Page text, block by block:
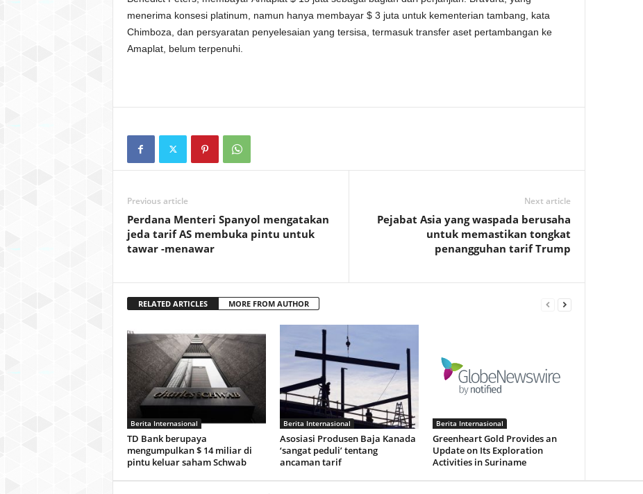
menerima konsesi platinum, namun hanya membayar $ 3 juta untuk kementerian tambang, kata
Chimboza, dan persyaratan penyelesaian yang tersisa, termasuk transfer aset pertambangan ke
Amaplat, belum terpenuhi.
Previous article
Perdana Menteri Spanyol mengatakan
jeda tarif AS membuka pintu untuk
tawar -menawar
Next article
Pejabat Asia yang waspada berusaha
untuk memastikan tongkat
penangguhan tarif Trump
RELATED ARTICLES MORE FROM AUTHOR
Berita Internasional
TD Bank berupaya
mengumpulkan $ 14 miliar di
pintu keluar saham Schwab
Berita Internasional
Asosiasi Produsen Baja Kanada
‘sangat peduli’ tentang
ancaman tarif
Berita Internasional
Greenheart Gold Provides an
Update on Its Exploration
Activities in Suriname